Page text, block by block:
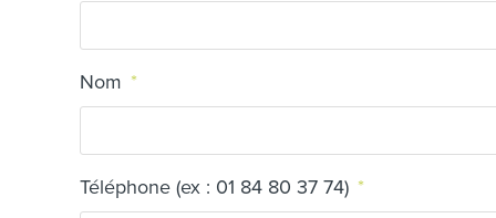
Nom *
Téléphone (ex : 01 84 80 37 74) *